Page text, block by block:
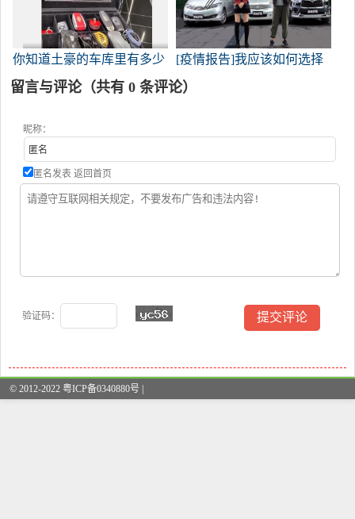
你知道土豪的车库里有多少
辆车吗？
[疫情报告]我应该如何选择
购买七座汽车？
留言与评论（共有 0 条评论）
昵称：
匿名发表 返回首页
验证码：
© 2012-2022 粤ICP备0340880号 |